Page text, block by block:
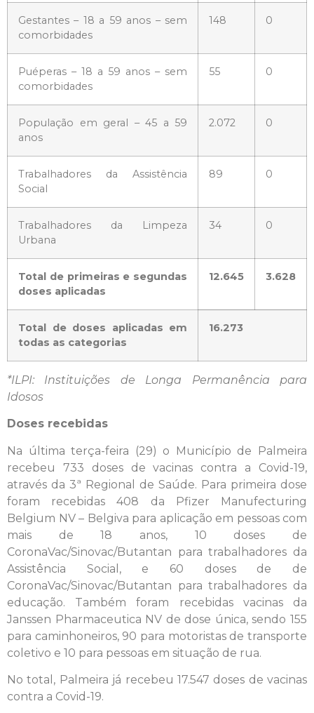
Gestantes – 18 a 59 anos – sem
comorbidades
148 0
Puéperas – 18 a 59 anos – sem
comorbidades
55 0
População em geral – 45 a 59
anos
2.072 0
Trabalhadores da Assistência
Social
89 0
Trabalhadores da Limpeza
Urbana
34 0
Total de primeiras e segundas
doses aplicadas
12.645 3.628
Total de doses aplicadas em
todas as categorias
16.273
*ILPI: Instituições de Longa Permanência para
Idosos
Doses recebidas
Na última terça-feira (29) o Município de Palmeira
recebeu 733 doses de vacinas contra a Covid-19,
através da 3ª Regional de Saúde. Para primeira dose
foram recebidas 408 da Pfizer Manufecturing
Belgium NV – Belgiva para aplicação em pessoas com
mais de 18 anos, 10 doses de
CoronaVac/Sinovac/Butantan para trabalhadores da
Assistência Social, e 60 doses de de
CoronaVac/Sinovac/Butantan para trabalhadores da
educação. Também foram recebidas vacinas da
Janssen Pharmaceutica NV de dose única, sendo 155
para caminhoneiros, 90 para motoristas de transporte
coletivo e 10 para pessoas em situação de rua.
No total, Palmeira já recebeu 17.547 doses de vacinas
contra a Covid-19.